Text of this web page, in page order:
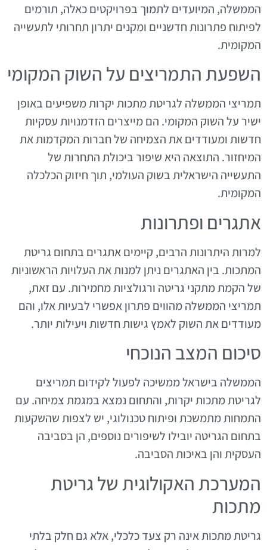
הממשלה, המיועדים לתמוך בפרויקטים כאלה, תורמים
לפיתוח פתרונות חדשניים ומקנים יתרון תחרותי לתעשייה
המקומית.
השפעת התמריצים על השוק המקומי
תמריצי הממשלה לגריטת מתכות יקרות משפיעים באופן
ישיר על השוק המקומי. הם מייצרים הזדמנויות עסקיות
חדשות ומעודדים את הצמיחה של חברות המקדמות את
המיחזור. התוצאה היא שיפור ביכולת התחרות של
התעשייה הישראלית בשוק העולמי, תוך חיזוק הכלכלה
המקומית.
אתגרים ופתרונות
למרות היתרונות הרבים, קיימים אתגרים בתחום גריטת
המתכות. בין האתגרים ניתן למנות את העלויות הראשוניות
של הקמת מתקני גריטה ורגולציות מחמירות. עם זאת,
תמריצי הממשלה מהווים פתרון אפשרי לבעיות אלו, והם
מעודדים את השוק לאמץ גישות חדשות ויעילות יותר.
סיכום המצב הנוכחי
הממשלה בישראל ממשיכה לפעול לקידום תמריצים
לגריטת מתכות יקרות, והתחום נמצא במגמת צמיחה. עם
התמחות מתמשכת ופיתוח טכנולוגי, יש לצפות שהשקעות
בתחום הגריטה יובילו לשיפורים נוספים, הן בסביבה
העסקית והן באיכות הסביבה.
המערכת האקולוגית של גריטת
מתכות
גריטת מתכות אינה רק צעד כלכלי, אלא גם חלק בלתי